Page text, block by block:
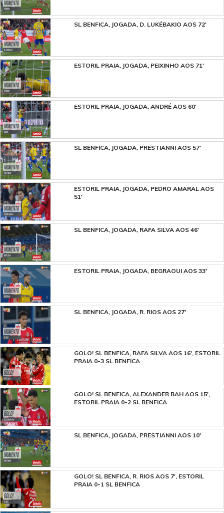
SL BENFICA, JOGADA, D. LUKÉBAKIO AOS 72'
ESTORIL PRAIA, JOGADA, PEIXINHO AOS 71'
ESTORIL PRAIA, JOGADA, ANDRÉ AOS 60'
SL BENFICA, JOGADA, PRESTIANNI AOS 57'
ESTORIL PRAIA, JOGADA, PEDRO AMARAL AOS
51'
SL BENFICA, JOGADA, RAFA SILVA AOS 46'
ESTORIL PRAIA, JOGADA, BEGRAOUI AOS 33'
SL BENFICA, JOGADA, R. RIOS AOS 27'
GOLO! SL BENFICA, RAFA SILVA AOS 16', ESTORIL
PRAIA 0-3 SL BENFICA
GOLO! SL BENFICA, ALEXANDER BAH AOS 15',
ESTORIL PRAIA 0-2 SL BENFICA
SL BENFICA, JOGADA, PRESTIANNI AOS 10'
GOLO! SL BENFICA, R. RIOS AOS 7', ESTORIL
PRAIA 0-1 SL BENFICA